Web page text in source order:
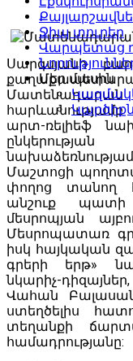
Ջիպ տուրեր
Վարպետաց
Մեր մասին
Սարգսյանի
արտ-ռելիեֆ
Մաշտոցի
փողոց տանող
անշուք պատի
մեսրոպյան
Մեսրոպատառ
իսկ հայկական
գրերի երթ»
նկարիչ-
Վահան
ստեղծելիս
տեղանքի
համադրությանը: